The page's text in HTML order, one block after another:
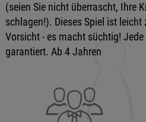
(seien Sie nicht überrascht, Ihre
schlagen!). Dieses Spiel ist leicht
Vorsicht - es macht süchtig!
garantiert. Ab 4 Jahren